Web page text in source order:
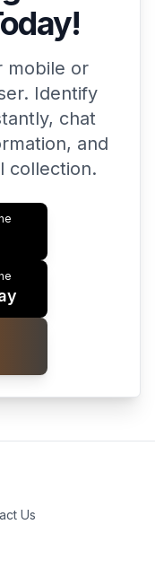
mobile or
Identify
chat
and
collection.
Us